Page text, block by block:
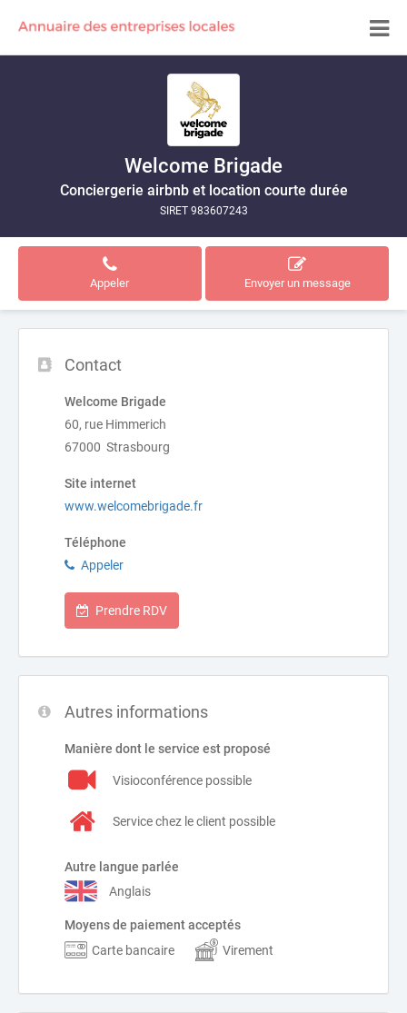
Welcome Brigade
Conciergerie airbnb et location courte durée
SIRET 983607243
Appeler Envoyer un message
Contact
Welcome Brigade
60, rue Himmerich
67000 Strasbourg
Site internet
www.welcomebrigade.fr
Téléphone
Appeler
Prendre RDV
Autres informations
Manière dont le service est proposé
Visioconférence possible
Service chez le client possible
Autre langue parlée
Anglais
Moyens de paiement acceptés
Carte bancaire
Virement